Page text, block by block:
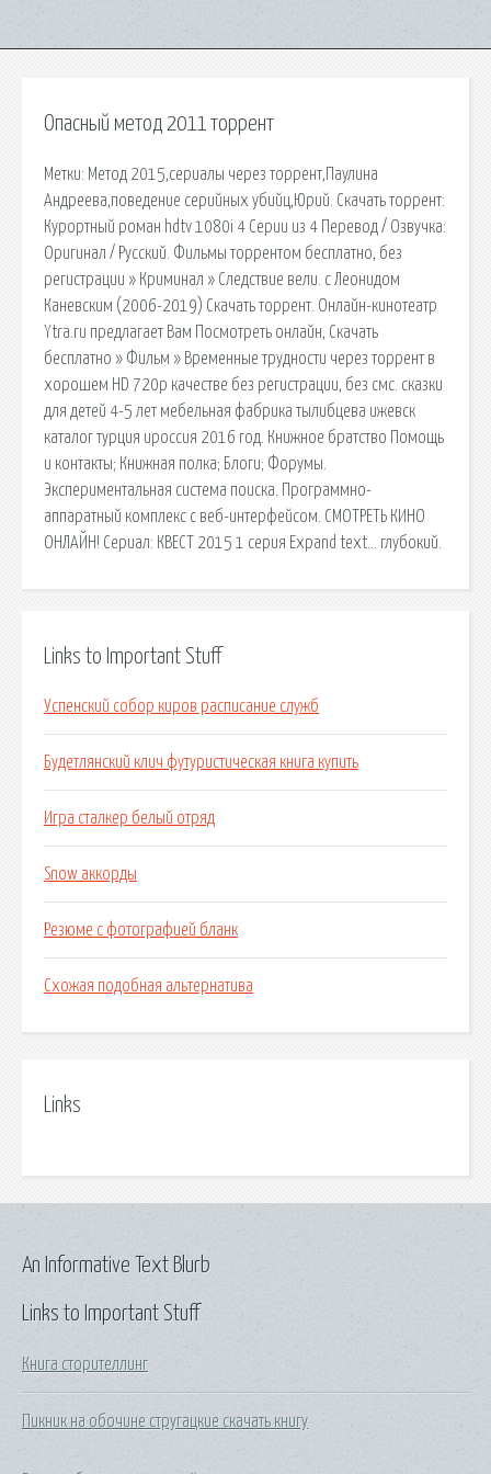
Опасный метод 2011 торрент
Метки: Метод 2015,сериалы через торрент,Паулина
Андреева,поведение серийных убийц,Юрий. Скачать торрент:
Курортный роман hdtv 1080i 4 Серии из 4 Перевод / Озвучка:
Оригинал / Русский. Фильмы торрентом бесплатно, без
регистрации » Криминал » Следствие вели. с Леонидом
Каневским (2006-2019) Скачать торрент. Онлайн-кинотеатр
Ytra.ru предлагает Вам Посмотреть онлайн, Скачать
бесплатно » Фильм » Временные трудности через торрент в
хорошем HD 720p качестве без регистрации, без смс. сказки
для детей 4-5 лет мебельная фабрика тылибцева ижевск
каталог турция ироссия 2016 год. Книжное братство Помощь
и контакты; Книжная полка; Блоги; Форумы.
Экспериментальная система поиска. Программно-
аппаратный комплекс с веб-интерфейсом. СМОТРЕТЬ КИНО
ОНЛАЙН! Сериал: КВЕСТ 2015 1 серия Expand text… глубокий.
Links to Important Stuff
Успенский собор киров расписание служб
Будетлянский клич футуристическая книга купить
Игра сталкер белый отряд
Snow аккорды
Резюме с фотографией бланк
Схожая подобная альтернатива
Links
Links to Important Stuff
Книга сторителлинг
Пикник на обочине стругацкие скачать книгу
An Informative Text Blurb